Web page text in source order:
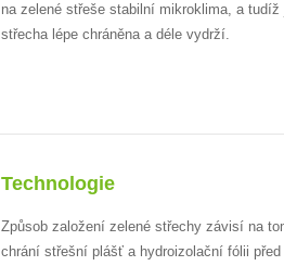
na zelené střeše stabilní mikroklima, a tudíž
střecha lépe chráněna a déle vydrží.
Technologie
Způsob založení zelené střechy závisí na
chrání střešní plášť a hydroizolační fólii